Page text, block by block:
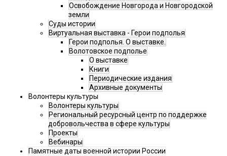
Освобождение Новгорода и Новгородской
земли
Суды истории
Виртуальная выставка - Герои подполья
Герои подполья. О выставке.
Волотовское подполье
О выставке
Книги
Периодические издания
Архивные документы
Волонтеры культуры
Волонтеры культуры
Региональный ресурсный центр по поддержке
добровольчества в сфере культуры
Проекты
Вебинары
Памятные даты военной истории России